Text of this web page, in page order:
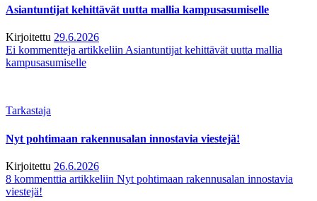
Asiantuntijat kehittävät uutta mallia kampusasumiselle
Kirjoitettu 29.6.2026
Ei kommentteja artikkeliin Asiantuntijat kehittävät uutta mallia
kampusasumiselle
Tarkastaja
Nyt pohtimaan rakennusalan innostavia viestejä!
Kirjoitettu 26.6.2026
8 kommenttia artikkeliin Nyt pohtimaan rakennusalan innostavia
viestejä!